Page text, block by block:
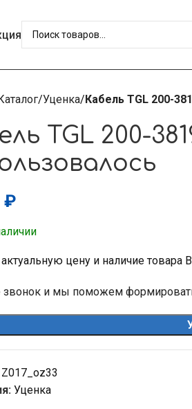
Уценка Кабель TGL 200-
TGL 200-
₽
актуальную цену и наличие
звонок и мы поможем
Z017_oz33
Уценка